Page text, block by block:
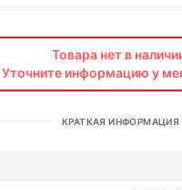
Товара нет в
Уточните информацию у
КРАТКАЯ ИНФОРМАЦИЯ